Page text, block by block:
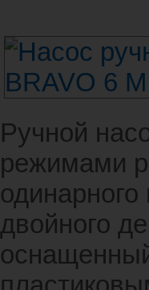
Ручной
режимами
одинарного
двойного